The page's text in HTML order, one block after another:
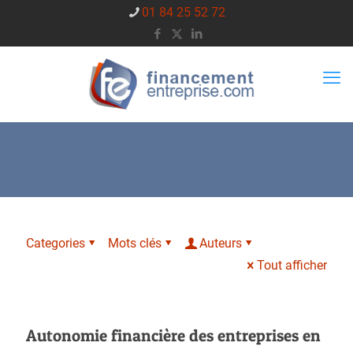
01 84 25 52 72
Categories Mots clés
Auteurs
Tout afficher
Autonomie financière des entreprises en